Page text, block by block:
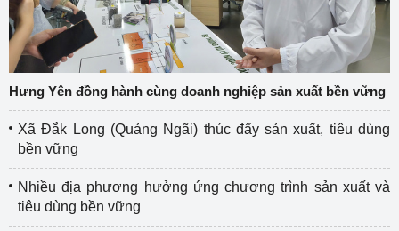
Hưng Yên đồng hành cùng doanh nghiệp sản xuất bền vững
Xã Đắk Long (Quảng Ngãi) thúc đẩy sản xuất, tiêu dùng
bền vững
Nhiều địa phương hưởng ứng chương trình sản xuất và
tiêu dùng bền vững